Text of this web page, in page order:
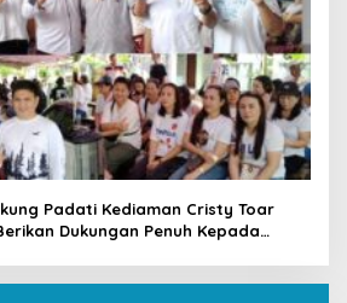
Padati Kediaman Cristy Toar
Dukungan Penuh Kepada